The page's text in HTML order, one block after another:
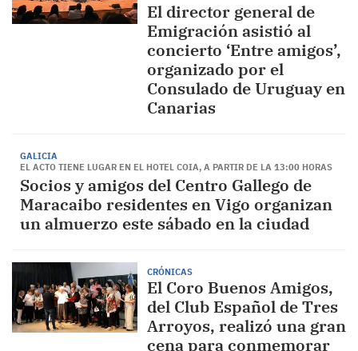
El director general de
Emigración asistió al
concierto ‘Entre amigos’,
organizado por el
Consulado de Uruguay en
Canarias
GALICIA
EL ACTO TIENE LUGAR EN EL HOTEL COIA, A PARTIR DE LA 13:00 HORAS
Socios y amigos del Centro Gallego de
Maracaibo residentes en Vigo organizan
un almuerzo este sábado en la ciudad
CRÓNICAS
El Coro Buenos Amigos,
del Club Español de Tres
Arroyos, realizó una gran
cena para conmemorar